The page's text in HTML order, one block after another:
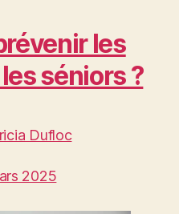
les
séniors ?
de Dufloc
de2025